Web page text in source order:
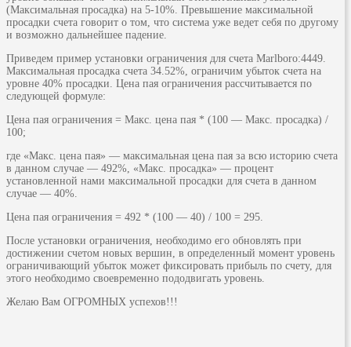
(Максимальная просадка) на 5-10%. Превышение максимальной
просадки счета говорит о том, что система уже ведет себя по другому
и возможно дальнейшее падение.
Приведем пример установки ограничения для счета Marlboro:4449.
Максимальная просадка счета 34.52%, ограничим убыток счета на
уровне 40% просадки. Цена пая ограничения рассчитывается по
следующей формуле:
Цена пая ограничения = Макс. цена пая * (100 — Макс. просадка) /
100;
где «Макс. цена пая» — максимальная цена пая за всю историю счета
в данном случае — 492%, «Макс. просадка» — процент
установленной нами максимальной просадки для счета в данном
случае — 40%.
Цена пая ограничения = 492 * (100 — 40) / 100 = 295.
После установки ограничения, необходимо его обновлять при
достижении счетом новых вершин, в определенный момент уровень
ограничивающий убыток может фиксировать прибыль по счету, для
этого необходимо своевременно пододвигать уровень.
Желаю Вам ОГРОМНЫХ успехов!!!